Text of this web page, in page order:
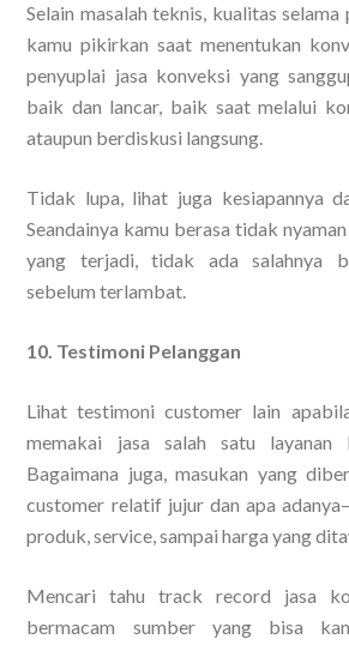
Selain masalah teknis, kualitas selama
kamu pikirkan saat menentukan
penyuplai jasa konveksi yang
baik dan lancar, baik saat melalui
ataupun berdiskusi langsung.
Tidak lupa, lihat juga kesiapannya
Seandainya kamu berasa tidak
yang terjadi, tidak ada salahnya
sebelum terlambat.
10. Testimoni Pelanggan
Lihat testimoni customer lain
memakai jasa salah satu layanan
Bagaimana juga, masukan yang
customer relatif jujur dan apa
produk, service, sampai harga yang
Mencari tahu track record jasa
bermacam sumber yang bisa